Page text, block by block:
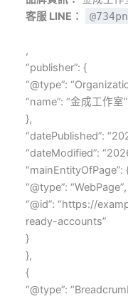
客服 LINE：
,
“publisher”: {
“@type”:
“name”: “金成工作室”
},
“datePublished”:
“dateModified”:
“mainEntityOfPage”:
“@type”: “WebPage”,
“@id”: “https://
ready-accounts”
}
},
{
“@type”: